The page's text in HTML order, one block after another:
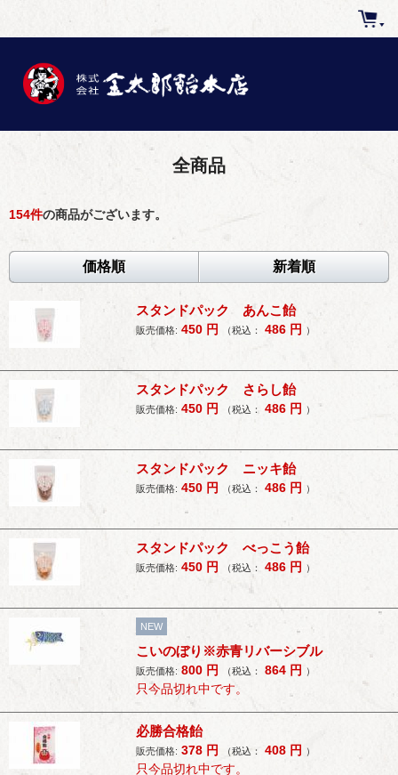
全商品
154件の商品がございます。
価格順 新着順
スタンドパック あんこ飴
販売価格: 450 円 （税込： 486 円 ）
スタンドパック さらし飴
販売価格: 450 円 （税込： 486 円 ）
スタンドパック ニッキ飴
販売価格: 450 円 （税込： 486 円 ）
スタンドパック べっこう飴
販売価格: 450 円 （税込： 486 円 ）
NEW
こいのぼり※赤青リバーシブル
販売価格: 800 円 （税込： 864 円 ）
只今品切れ中です。
必勝合格飴
販売価格: 378 円 （税込： 408 円 ）
只今品切れ中です。